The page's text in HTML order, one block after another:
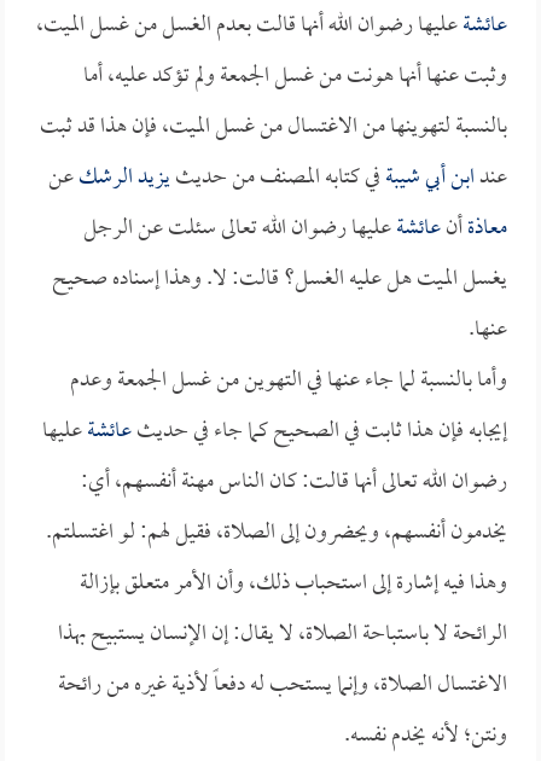
عائشةعليها رضوان الله أنها قالت بعدم الغسل من غسل الميت،
وثبت عنها أنها هونت من غسل الجمعة ولم تؤكد عليه، أما
بالنسبة لتهوينها من الاغتسال من غسل الميت، فإن هذا قد ثبت
عندابن أبي شيبةفي كتابه المصنف من حديثيزيد الرشكعن
معاذةأنعائشةعليها رضوان الله تعالى سئلت عن الرجل
يغسل الميت هل عليه الغسل؟ قالت: لا. وهذا إسناده صحيح
عنها.
وأما بالنسبة لما جاء عنها في التهوين من غسل الجمعة وعدم
إيجابه فإن هذا ثابت في الصحيح كما جاء في حديثعائشةعليها
رضوان الله تعالى أنها قالت: كان الناس مهنة أنفسهم، أي:
يخدمون أنفسهم، ويحضرون إلى الصلاة، فقيل لهم: لو اغتسلتم.
وهذا فيه إشارة إلى استحباب ذلك، وأن الأمر متعلق بإزالة
الرائحة لا باستباحة الصلاة، لا يقال: إن الإنسان يستبيح بهذا
الاغتسال الصلاة، وإنما يستحب له دفعاً لأذية غيره من رائحة
ونتن؛ لأنه يخدم نفسه.